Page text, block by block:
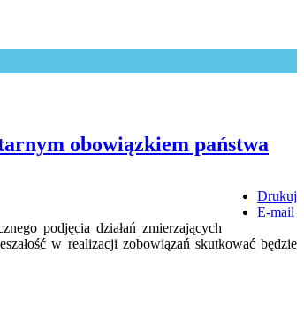
obowiązkiem państwa
Drukuj
E-mail
podjęcia działań zmierzających
w realizacji zobowiązań skutkować będzie